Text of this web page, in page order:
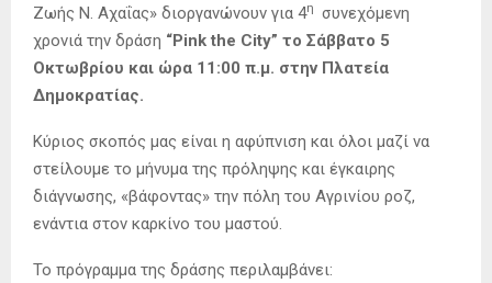
Ζωής Ν. Αχαΐας» διοργανώνουν για 4η
συνεχόμενη
χρονιά την δράση “Pink the City” το Σάββατο 5
Οκτωβρίου και ώρα 11:00 π.μ. στην Πλατεία
Δημοκρατίας.
Κύριος σκοπός μας είναι η αφύπνιση και όλοι μαζί να
στείλουμε το μήνυμα της πρόληψης και έγκαιρης
διάγνωσης, «βάφοντας» την πόλη του Αγρινίου ροζ,
ενάντια στον καρκίνο του μαστού.
Το πρόγραμμα της δράσης περιλαμβάνει: